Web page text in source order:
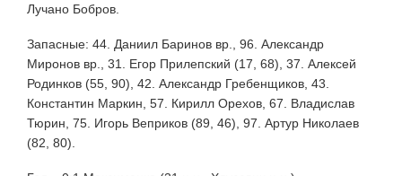
Лучано Бобров.
Запасные: 44. Даниил Баринов вр., 96. Александр
Миронов вр., 31. Егор Прилепский (17, 68), 37. Алексей
Родинков (55, 90), 42. Александр Гребенщиков, 43.
Константин Маркин, 57. Кирилл Орехов, 67. Владислав
Тюрин, 75. Игорь Веприков (89, 46), 97. Артур Николаев
(82, 80).